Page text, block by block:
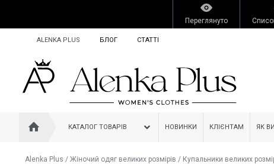
Переглянуто
ALENKA PLUS БЛОГ СТАТТІ
КАТАЛОГ ТОВАРІВ НОВИНКИ КЛІЄНТАМ ЯК
Alenka Plus / Жіночий одяг великих розмірів / Купальники великих